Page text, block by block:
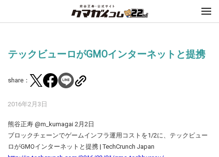
テックビューロがGMOインターネットと提携
share：
2016年2月3日
熊谷正寿 ‏@m_kumagai 2月2日
ブロックチェーンでゲームインフラ運用コストを1/2に、テックビュー
ロがGMOインターネットと提携 | TechCrunch Japan